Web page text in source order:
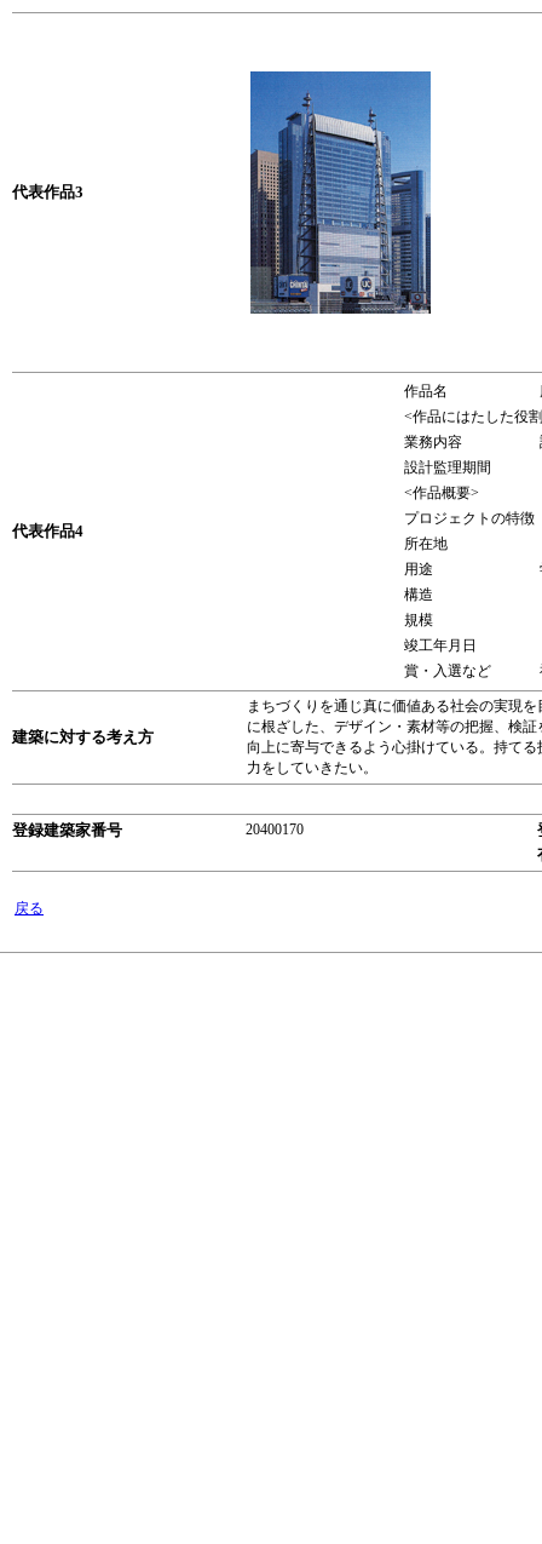
代表作品3
代表作品4
作品名
<作品にはたした役
業務内容
設計監理期間
<作品概要>
プロジェクトの特徴
所在地
用途
構造
規模
竣工年月日
賞・入選など
建築に対する考え方
まちづくりを通じ真に価値ある社会の実現
に根ざした、デザイン・素材等の把握、検
向上に寄与できるよう心掛けている。持て
力をしていきたい。
登録建築家番号 20400170
戻る